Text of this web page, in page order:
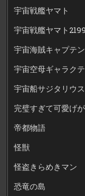
宇宙戦艦ヤマト
宇宙戦艦ヤマト2199
宇宙海賊キャプテ
宇宙空母ギャラク
宇宙船サジタリウス
完璧すぎて可愛げ
帝都物語
怪獣
怪盗きらめきマン
恐竜の島